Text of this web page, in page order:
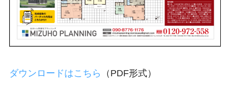
ダウンロードはこちら （PDF形式）